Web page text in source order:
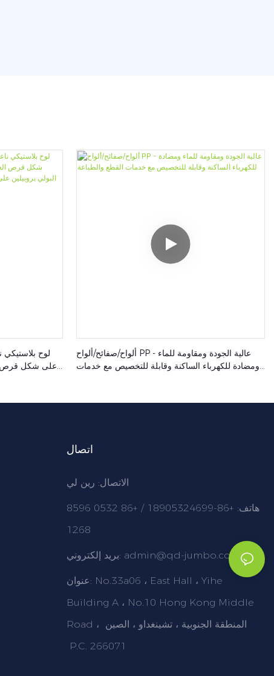
لوح بلاستيكي
على شكل قرص
ألواح/صفائح/ألواح PP - عالية الجودة ومقاومة للماء
ومضادة للكهرباء الساكنة وقابلة للتخصيص مع خدمات
اتصال
الاتصال: رين لي
هاتف: +86-18905324699 / +86 0532 8596
1268
بريد إلكتروني: admin@qd-jumbo.com
عنوان: No.33a06 ، East Hall ، Yihe
Building A ، No.10 Hong Kong Middle
Road ، المنطقة الجنوبية ، تشينغداو ، الصين
P.C. 266071